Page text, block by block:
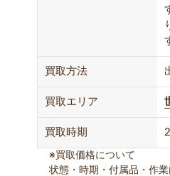
買取方法
買取エリア
買取時期
※買取価格について
状態・時期・付属品・作